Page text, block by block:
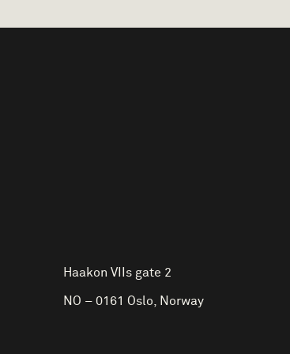
Haakon VIIs gate 2
NO – 0161 Oslo Norway